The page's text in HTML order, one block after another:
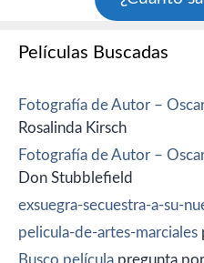
Películas Buscadas
Fotografía de Autor –
Rosalinda Kirsch
Fotografía de Autor –
Don Stubblefield
exsuegra-secuestra-a-su-
pelicula-de-artes-marciales